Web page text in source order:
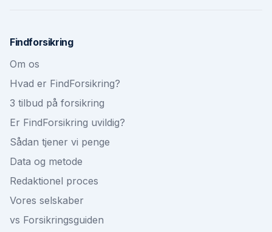
Findforsikring
Om os
Hvad er FindForsikring?
3 tilbud på forsikring
Er FindForsikring uvildig?
Sådan tjener vi penge
Data og metode
Redaktionel proces
Vores selskaber
vs Forsikringsguiden